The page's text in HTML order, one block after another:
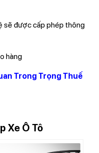
sẽ được cấp phép thông
hàng
Trong Trọng Thuế
Xe Ô Tô